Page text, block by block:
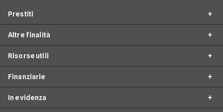
Prestiti
Prestito consolidamento debiti
Prestito casa
Altre finalità
Prestiti arredamento
Prestiti acquisto box auto
Risorse utili
Come richiedere un prestito
Finanziarie
In evidenza